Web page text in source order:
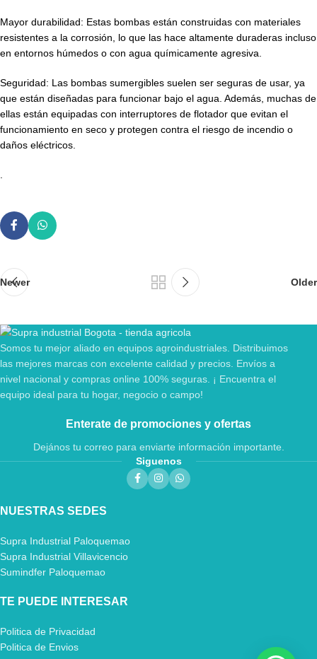
Mayor durabilidad: Estas bombas están construidas con materiales
resistentes a la corrosión, lo que las hace altamente duraderas incluso
en entornos húmedos o con agua químicamente agresiva.
Seguridad: Las bombas sumergibles suelen ser seguras de usar, ya
que están diseñadas para funcionar bajo el agua. Además, muchas de
ellas están equipadas con interruptores de flotador que evitan el
funcionamiento en seco y protegen contra el riesgo de incendio o
daños eléctricos.
Newer Older
Somos tu mejor aliado en equipos agroindustriales. Distribuimos
las mejores marcas con excelente calidad y precios. Envíos a
nivel nacional y compras online 100% seguras. ¡ Encuentra el
equipo ideal para tu hogar, negocio o campo!
Enterate de promociones y ofertas
Dejános tu correo para enviarte información importante.
Siguenos
NUESTRAS SEDES
Supra Industrial Paloquemao
Supra Industrial Villavicencio
Sumindfer Paloquemao
TE PUEDE INTERESAR
Politica de Privacidad
Politica de Envios